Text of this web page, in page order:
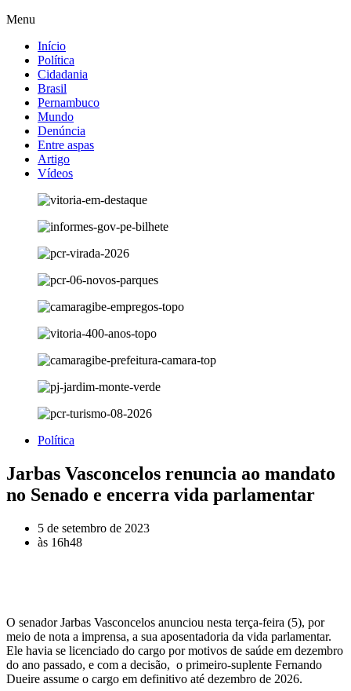
Menu
Início
Política
Cidadania
Brasil
Pernambuco
Mundo
Denúncia
Entre aspas
Artigo
Vídeos
Política
Jarbas Vasconcelos renuncia ao mandato
no Senado e encerra vida parlamentar
5 de setembro de 2023
às 16h48
O senador Jarbas Vasconcelos anunciou nesta terça-feira (5), por
meio de nota a imprensa, a sua aposentadoria da vida parlamentar.
Ele havia se licenciado do cargo por motivos de saúde em dezembro
do ano passado, e com a decisão, o primeiro-suplente Fernando
Dueire assume o cargo em definitivo até dezembro de 2026.